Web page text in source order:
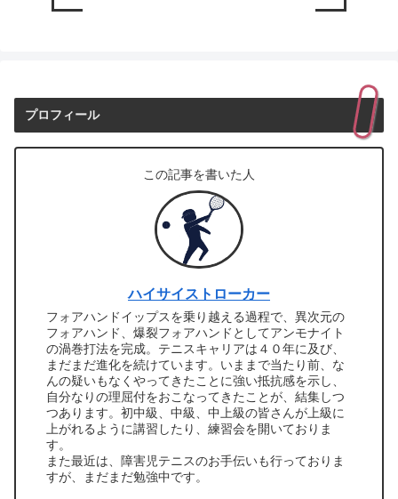
プロフィール
この記事を書いた人
ハイサイストローカー
フォアハンドイップスを乗り越える過程で、異次元の
フォアハンド、爆裂フォアハンドとしてアンモナイト
の渦巻打法を完成。テニスキャリアは４０年に及び、
まだまだ進化を続けています。いままで当たり前、な
んの疑いもなくやってきたことに強い抵抗感を示し、
自分なりの理屈付をおこなってきたことが、結集しつ
つあります。初中級、中級、中上級の皆さんが上級に
上がれるように講習したり、練習会を開いておりま
す。
また最近は、障害児テニスのお手伝いも行っておりま
すが、まだまだ勉強中です。